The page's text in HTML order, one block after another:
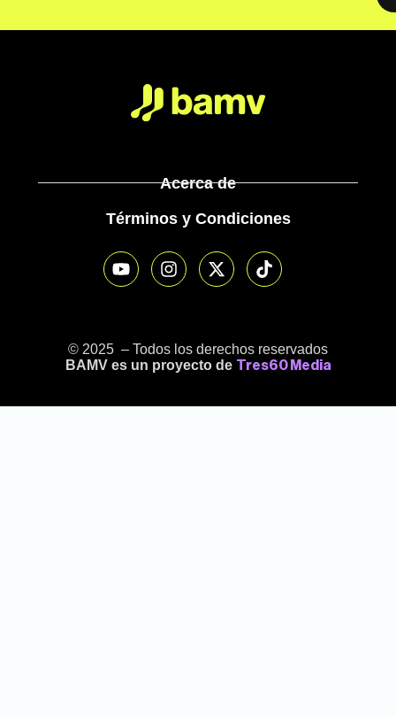
Acerca de
Términos y Condiciones
© 2025 – Todos los derechos reservados
BAMV es un proyecto de Tres60 Media